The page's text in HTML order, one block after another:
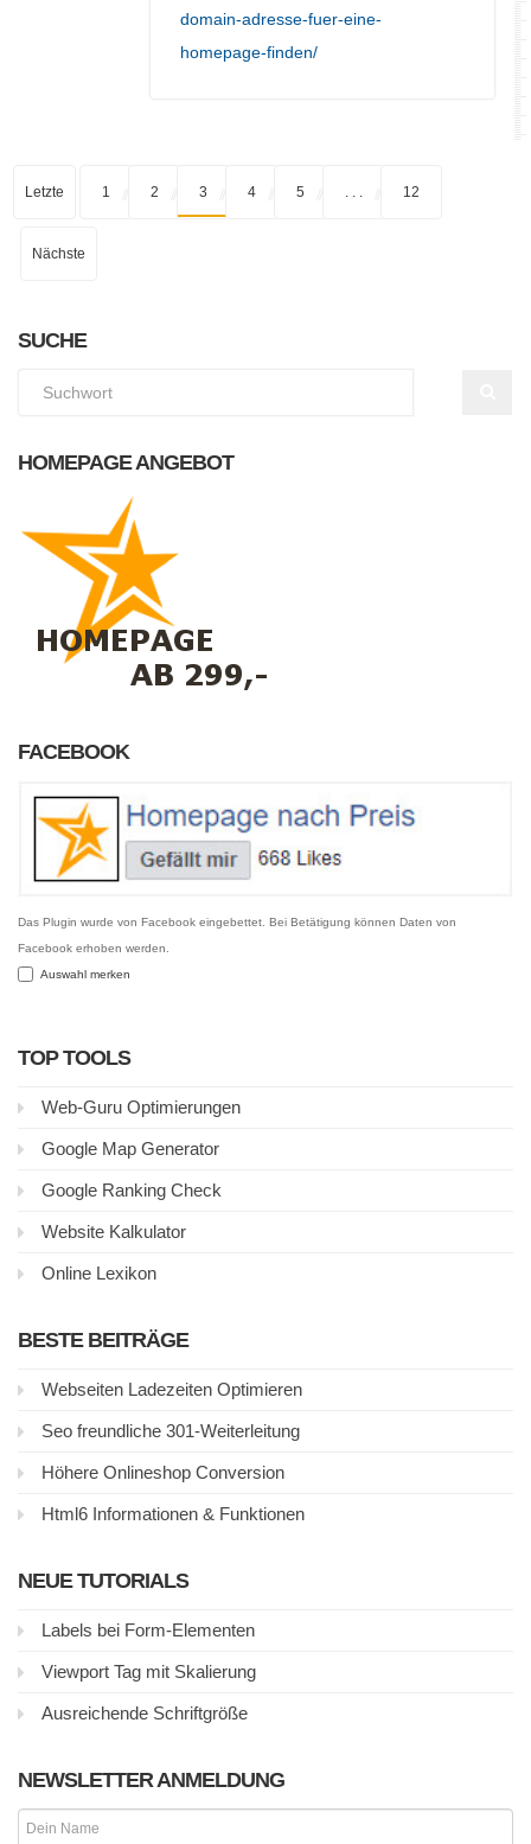
domain-adresse-fuer-eine-
homepage-finden/
Letzte 1 2 3 4 5 12
Nächste
SUCHE
HOMEPAGE ANGEBOT
FACEBOOK
Das Plugin wurde von Facebook eingebettet. Bei Betätigung können Daten von
Facebook erhoben werden.
Auswahl merken
TOP TOOLS
Web-Guru Optimierungen
Google Map Generator
Google Ranking Check
Website Kalkulator
Online Lexikon
BESTE BEITRÄGE
Webseiten Ladezeiten Optimieren
Seo freundliche 301-Weiterleitung
Höhere Onlineshop Conversion
Html6 Informationen & Funktionen
NEUE TUTORIALS
Labels bei Form-Elementen
Viewport Tag mit Skalierung
Ausreichende Schriftgröße
NEWSLETTER ANMELDUNG